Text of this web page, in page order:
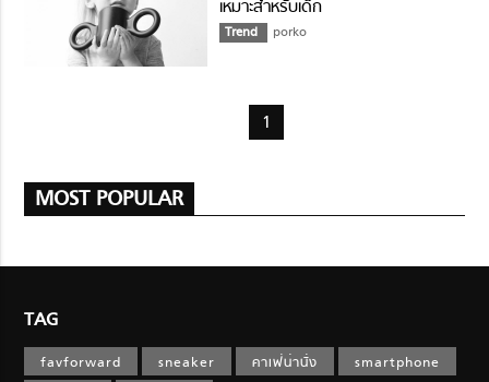
เหมาะสำหรับเด็ก
Trend porko
1
MOST POPULAR
TAG
favforward sneaker คาเฟ่น่านั่ง
smartphone